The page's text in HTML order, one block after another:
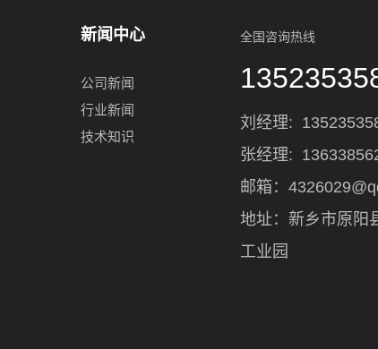
新闻中心
公司新闻
行业新闻
技术知识
全国咨询热线
刘经理:
张经理:
邮箱：
地址：新乡市原阳
工业园